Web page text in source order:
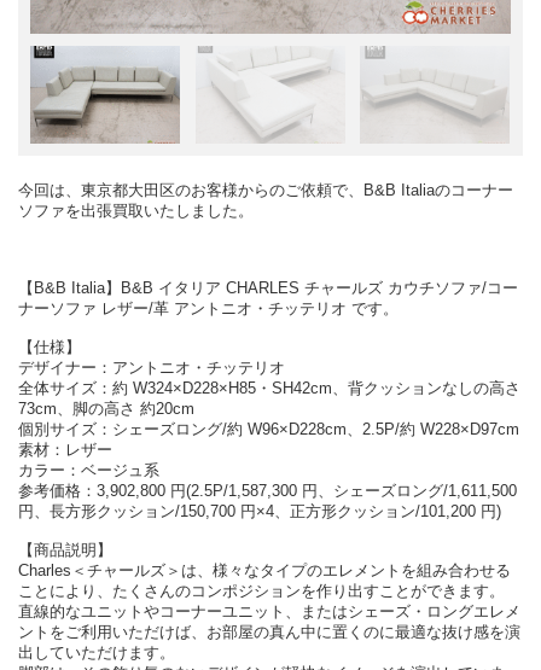
今回は、東京都大田区のお客様からのご依頼で、B&B Italiaのコーナー
ソファを出張買取いたしました。
【B&B Italia】B&B イタリア CHARLES チャールズ カウチソファ/コー
ナーソファ レザー/革 アントニオ・チッテリオ です。
【仕様】
デザイナー：アントニオ・チッテリオ
全体サイズ：約 W324×D228×H85・SH42cm、背クッションなしの高さ
73cm、脚の高さ 約20cm
個別サイズ：シェーズロング/約 W96×D228cm、2.5P/約 W228×D97cm
素材：レザー
カラー：ベージュ系
参考価格：3,902,800 円(2.5P/1,587,300 円、シェーズロング/1,611,500
円、長方形クッション/150,700 円×4、正方形クッション/101,200 円)
【商品説明】
Charles＜チャールズ＞は、様々なタイプのエレメントを組み合わせる
ことにより、たくさんのコンポジションを作り出すことができます。
直線的なユニットやコーナーユニット、またはシェーズ・ロングエレメ
ントをご利用いただけば、お部屋の真ん中に置くのに最適な抜け感を演
出していただけます。